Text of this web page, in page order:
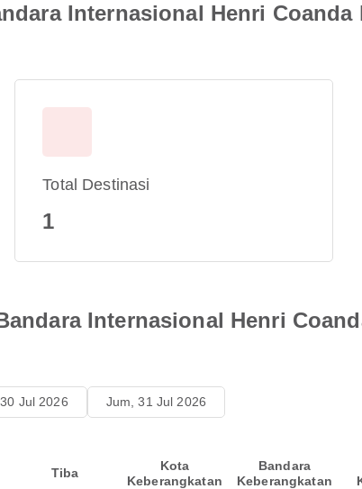
Internasional Henri Coanda
Total Destinasi
1
Internasional Henri
Jul 2026 Jum, 31 Jul 2026
Tiba
Kota
Keberangkatan
Bandara
Keberangkatan